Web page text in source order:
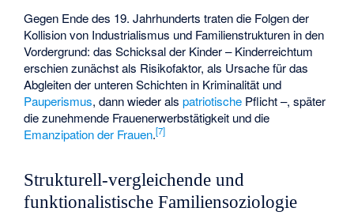
Gegen Ende des 19. Jahrhunderts traten die Folgen der
Kollision von Industrialismus und Familienstrukturen in den
Vordergrund: das Schicksal der Kinder – Kinderreichtum
erschien zunächst als Risikofaktor, als Ursache für das
Abgleiten der unteren Schichten in Kriminalität und
Pauperismus, dann wieder alspatriotische Pflicht –, später
die zunehmende Frauenerwerbstätigkeit und die
Emanzipation der Frauen.[7]
Strukturell-vergleichende und
funktionalistische Familiensoziologie